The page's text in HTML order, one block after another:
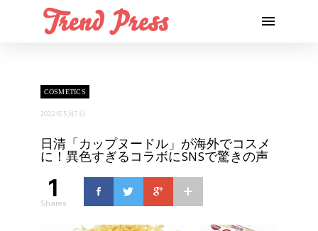
COSMETICS
2022年5月7日
日清「カップヌードル」が海外でコスメ
に！異色すぎるコラボにSNSで驚きの声
1
Shares